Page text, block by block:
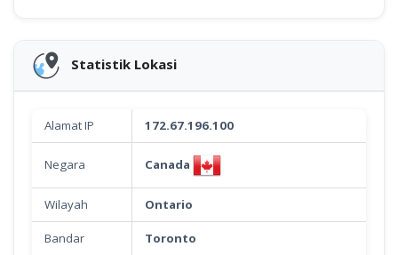
Statistik Lokasi
Alamat IP 172.67.196.100
Negara Canada
Wilayah Ontario
Bandar Toronto